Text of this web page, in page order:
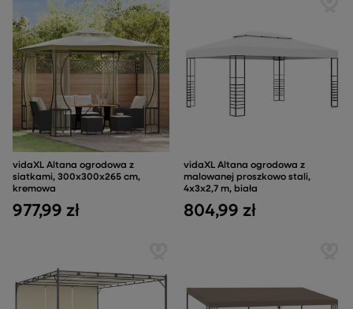
vidaXL Altana ogrodowa z
siatkami, 300x300x265 cm,
kremowa
977,99 zł
vidaXL Altana ogrodowa z
malowanej proszkowo stali,
4x3x2,7 m, biała
804,99 zł